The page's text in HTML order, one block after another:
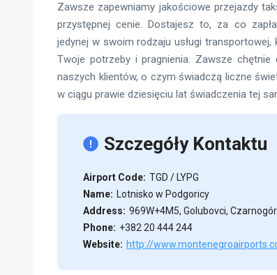
Zawsze zapewniamy jakościowe przejazdy
przystępnej cenie. Dostajesz to, za co
jedynej w swoim rodzaju usługi
Twoje potrzeby i pragnienia. Zawsze chętnie
naszych klientów, o czym świadczą liczne
w ciągu prawie dziesięciu lat świadczenia tej
Szczegóły Kontaktu
Airport Code: TGD / LYPG
Name: Lotnisko w Podgoricy
Address: 969W+4M5, Golubovci,
Phone: +382 20 444 244
Website: http://